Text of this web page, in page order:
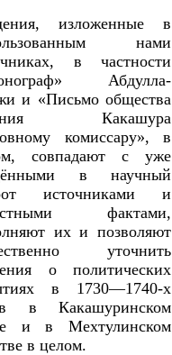
изложенные в
нами
в частности
Абдулла-
и «Письмо общества
Какашура
комиссару», в
совпадают с уже
в научный
источниками и
фактами,
их и позволяют
уточнить
о политических
в 1730—1740-х
в Какашуринском
и в Мехтулинском
в целом.